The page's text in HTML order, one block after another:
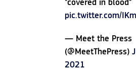
"covered in blood"
pic.twitter.com/
— Meet the Press
(@MeetThePress)
2021